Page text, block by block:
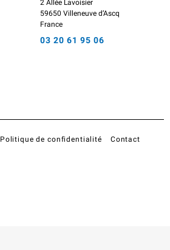
2 Allée Lavoisier
59650 Villeneuve d’Ascq
France
03 20 61 95 06
Politique de confidentialité Contact